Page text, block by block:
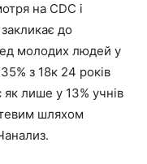
на CDC і
до
молодих людей у
з 18к 24 років
як лише у 13% учнів
шляхом